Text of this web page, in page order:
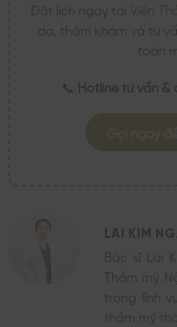
Đặt lịch ngay tại
da, thăm khám và tư
toàn
📞 Hotline tư vấn &
LAI KIM
Bác sĩ Lai
Thẩm mỹ
trong lĩnh
thẩm mỹ